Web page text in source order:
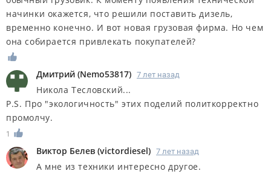
начинки окажется, что решили поставить дизель,
временно конечно. И вот новая грузовая фирма. Но чем
она собирается привлекать покупателей?
Дмитрий (Nemo53817) 7 лет назад
Никола Тесловский...
P.S. Про "экологичность" этих поделий политкорректно
промолчу.
1
Виктор Белев (victordiesel) 7 лет назад
А мне из техники интересно другое.